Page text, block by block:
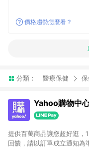
價格趨勢怎麼看？
分類： 醫療保健
Yahoo購物中
提供百萬商品讓您超好逛，
回饋，請以訂單成立通知為準 1. 請注意以下品類商品均無回